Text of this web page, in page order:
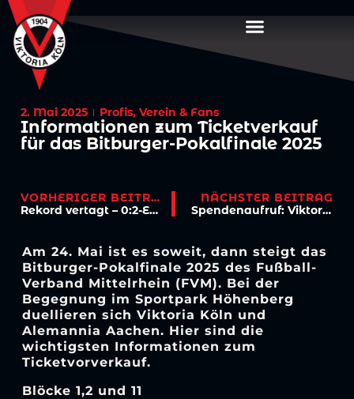
2. Mai 2025 Profis,Verein & Fans
Informationen zum Ticketverkauf
für das Bitburger-Pokalfinale 2025
VORHERIGER BEITRAG
Rekord vertagt – 0:2-Endstand in Osnabrück
NÄCHSTER BEITRAG
Spendenaufruf: Viktoria goes Tirol
Am 24. Mai ist es soweit, dann steigt das
Bitburger-Pokalfinale 2025 des Fußball-
Verband Mittelrhein (FVM). Bei der
Begegnung im Sportpark Höhenberg
duellieren sich Viktoria Köln und
Alemannia Aachen. Hier sind die
wichtigsten Informationen zum
Ticketvorverkauf.
Blöcke 1,2 und 11